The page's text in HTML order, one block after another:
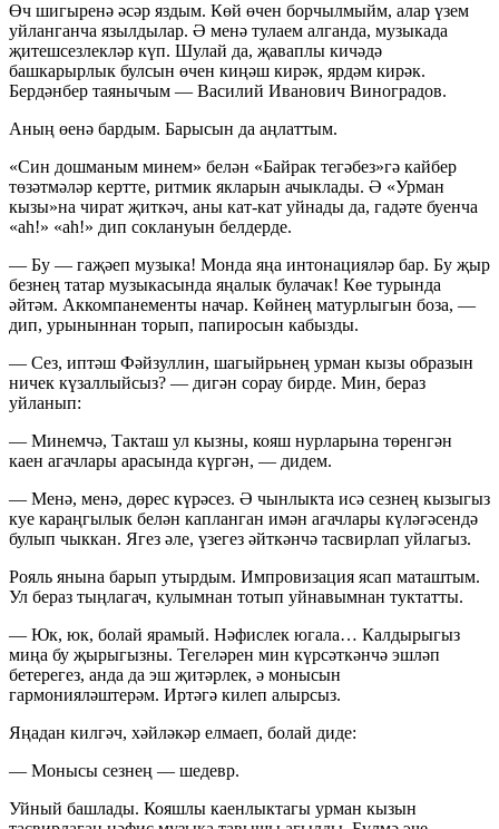
Өч шигыренә әсәр яздым. Көй өчен борчылмыйм, алар үзем
уйланганча язылдылар. Ә менә тулаем алганда, музыкада
җитешсезлекләр күп. Шулай да, җаваплы кичәдә
башкарырлык булсын өчен киңәш кирәк, ярдәм кирәк.
Бердәнбер таянычым — Василий Иванович Виноградов.
Аның өенә бардым. Барысын да аңлаттым.
«Син дошманым минем» белән «Байрак тегәбез»гә кайбер
төзәтмәләр кертте, ритмик якларын ачыклады. Ә «Урман
кызы»на чират җиткәч, аны кат-кат уйнады да, гадәте буенча
«аһ!» «аһ!» дип соклануын белдерде.
— Бу — гаҗәеп музыка! Монда яңа интонацияләр бар. Бу җыр
безнең татар музыкасында яңалык булачак! Көе турында
әйтәм. Аккомпанементы начар. Көйнең матурлыгын боза, —
дип, урыныннан торып, папиросын кабызды.
— Сез, иптәш Фәйзуллин, шагыйрьнең урман кызы образын
ничек күзаллыйсыз? — дигән сорау бирде. Мин, бераз
уйланып:
— Минемчә, Такташ ул кызны, кояш нурларына төренгән
каен агачлары арасында күргән, — дидем.
— Менә, менә, дөрес күрәсез. Ә чынлыкта исә сезнең кызыгыз
куе караңгылык белән капланган имән агачлары күләгәсендә
булып чыккан. Ягез әле, үзегез әйткәнчә тасвирлап уйлагыз.
Рояль янына барып утырдым. Импровизация ясап маташтым.
Ул бераз тыңлагач, кулымнан тотып уйнавымнан туктатты.
— Юк, юк, болай ярамый. Нәфислек югала… Калдырыгыз
миңа бу җырыгызны. Тегеләрен мин күрсәткәнчә эшләп
бетерегез, анда да эш җитәрлек, ә монысын
гармонияләштерәм. Иртәгә килеп алырсыз.
Яңадан килгәч, хәйләкәр елмаеп, болай диде:
— Монысы сезнең — шедевр.
Уйный башлады. Кояшлы каенлыктагы урман кызын